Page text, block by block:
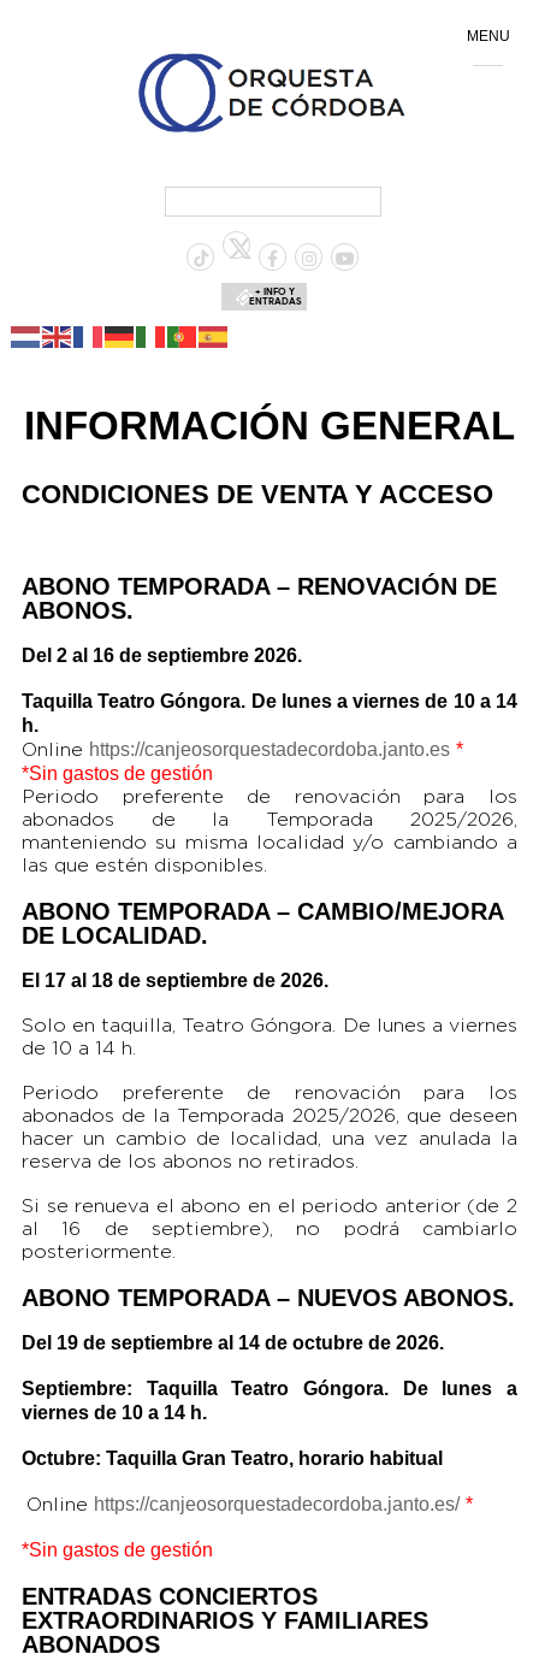
+ INFO Y
ENTRADAS
INFORMACIÓN GENERAL
CONDICIONES DE VENTA Y ACCESO
ABONO TEMPORADA – RENOVACIÓN DE
ABONOS.
Del 2 al 16 de septiembre 2026.
Taquilla Teatro Góngora. De lunes a viernes de 10 a 14
h.
Online https://canjeosorquestadecordoba.janto.es *
*Sin gastos de gestión
Periodo preferente de renovación para los
abonados de la Temporada 2025/2026,
manteniendo su misma localidad y/o cambiando a
las que estén disponibles.
ABONO TEMPORADA – CAMBIO/MEJORA
DE LOCALIDAD.
El 17 al 18 de septiembre de 2026.
Solo en taquilla, Teatro Góngora. De lunes a viernes
de 10 a 14 h.
Periodo preferente de renovación para los
abonados de la Temporada 2025/2026, que deseen
hacer un cambio de localidad, una vez anulada la
reserva de los abonos no retirados.
Si se renueva el abono en el periodo anterior (de 2
al 16 de septiembre), no podrá cambiarlo
posteriormente.
ABONO TEMPORADA – NUEVOS ABONOS.
Del 19 de septiembre al 14 de octubre de 2026.
Septiembre: Taquilla Teatro Góngora. De lunes a
viernes de 10 a 14 h.
Octubre: Taquilla Gran Teatro, horario habitual
Online https://canjeosorquestadecordoba.janto.es/ *
*Sin gastos de gestión
ENTRADAS CONCIERTOS
EXTRAORDINARIOS Y FAMILIARES
ABONADOS
MENU